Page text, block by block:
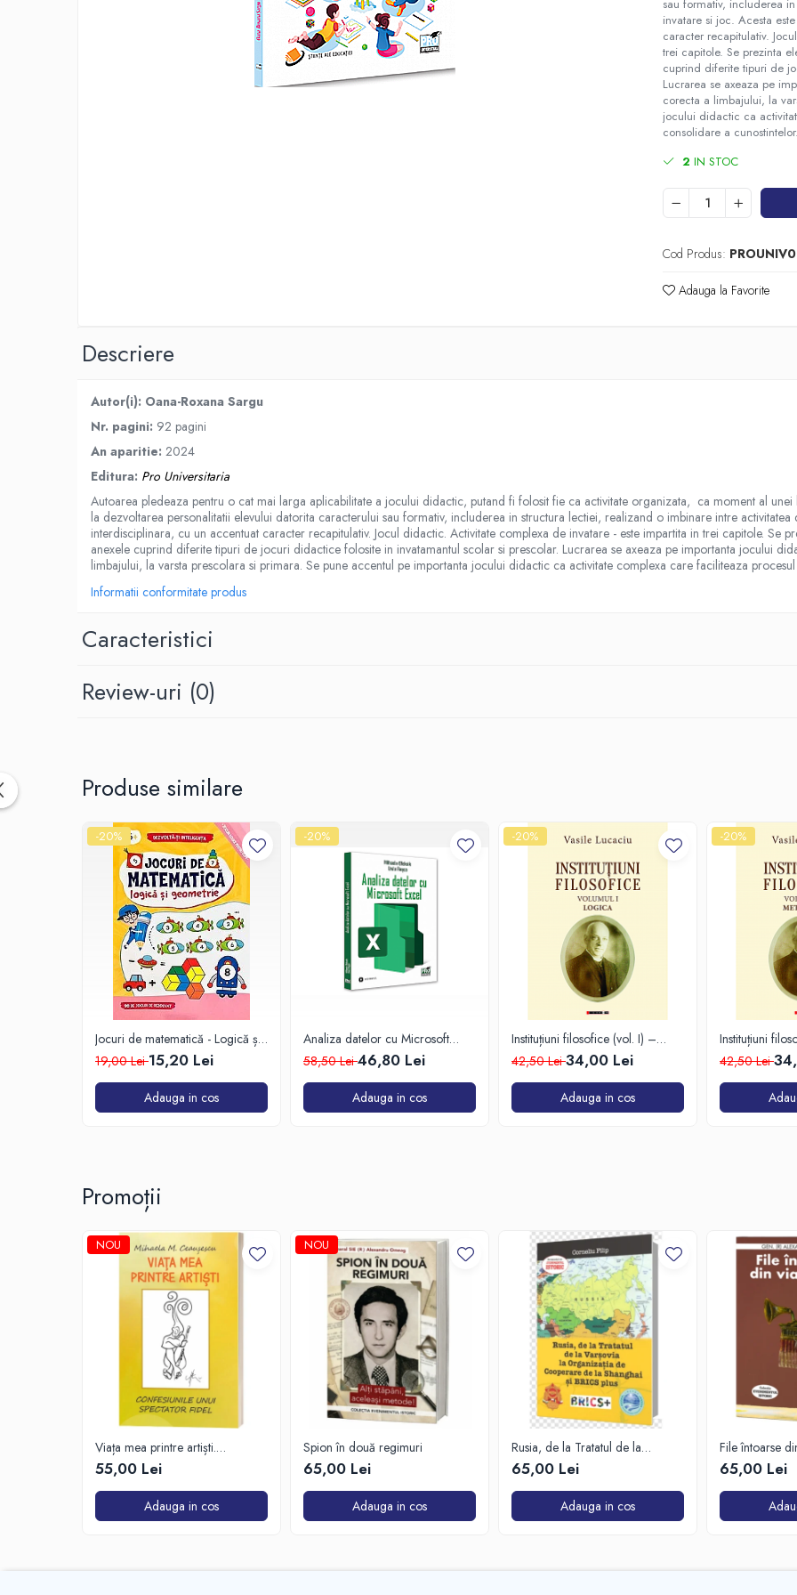
Spiritualitate/Ezoterism
Stiinte/Educatie
Evenimentul istoric - editii
sau formativ, includerea
invatare si joc. Acesta
caracter recapitulativ.
trei capitole. Se prezinta
cuprind diferite tipuri de
Lucrarea se axeaza pe
corecta a limbajului, la
jocului didactic ca
consolidare a cunostintelor.
2 IN STOC
Cod Produs:
Adauga la Favorite
Descriere
Autor(i): Oana-Roxana Sargu
Nr. pagini: 92 pagini
An aparitie: 2024
Editura: Pro Universitaria
Autoarea pledeaza pentru o cat mai larga aplicabilitate a jocului didactic, putand fi folosit fie ca activitate organizata, ca moment al
la dezvoltarea personalitatii elevului datorita caracterului sau formativ, includerea in structura lectiei, realizand o imbinare intre
interdisciplinara, cu un accentuat caracter recapitulativ. Jocul didactic. Activitate complexa de invatare - este impartita in trei capitole. Se
anexele cuprind diferite tipuri de jocuri didactice folosite in invatamantul scolar si prescolar. Lucrarea se axeaza pe importanta jocului
limbajului, la varsta prescolara si primara. Se pune accentul pe importanta jocului didactic ca activitate complexa care faciliteaza
Informatii conformitate produs
Caracteristici
Review-uri (0)
Produse similare
-20%
Jocuri de matematică - Logică și
Geometrie
19,00 Lei15,20 Lei
Adauga in cos
-20%
Analiza datelor cu Microsoft
Excel
58,50 Lei46,80 Lei
Adauga in cos
-20%
Instituțiuni filosofice (vol. I) –
Logica
42,50 Lei34,00 Lei
Adauga in cos
-20%
Instituțiuni
Metafizica
42,50 Lei
Promoții
NOU
Viața mea printre artiști.
Confesiunile unui spectator fidel
55,00 Lei
Adauga in cos
NOU
Spion în două regimuri
65,00 Lei
Adauga in cos
Rusia, de la Tratatul de la
Varșovia la Organizația de
Cooperare de la Shanghai și
BRICS plus
65,00 Lei
Adauga in cos
File întoarse
65,00 Lei